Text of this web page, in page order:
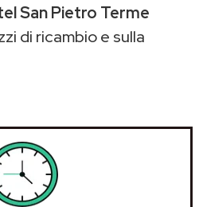
San Pietro Terme
di ricambio e sulla